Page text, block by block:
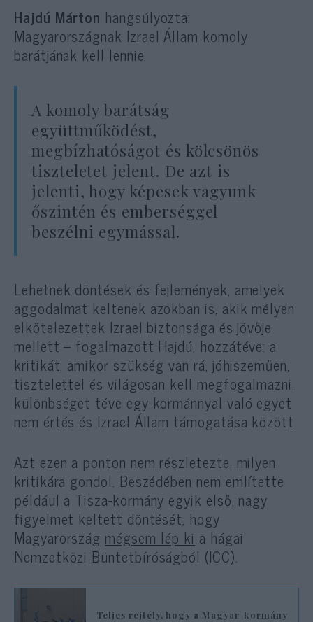
Hajdú Márton hangsúlyozta:
Magyarországnak Izrael Állam komoly
barátjának kell lennie.
A komoly barátság
együttműködést,
megbízhatóságot és kölcsönös
tiszteletet jelent. De azt is
jelenti, hogy képesek vagyunk
őszintén és emberséggel
beszélni egymással.
Lehetnek döntések és fejlemények, amelyek
aggodalmat keltenek azokban is, akik mélyen
elkötelezettek Izrael biztonsága és jövője
mellett – fogalmazott Hajdú, hozzátéve: a
kritikát, amikor szükség van rá, jóhiszeműen,
tisztelettel és világosan kell megfogalmazni,
különbséget téve egy kormánnyal való egyet
nem értés és Izrael Állam támogatása között.
Azt ezen a ponton nem részletezte, milyen
kritikára gondol. Beszédében nem említette
például a Tisza-kormány egyik első, nagy
figyelmet keltett döntését, hogy
Magyarország mégsem lép ki a hágai
Nemzetközi Büntetbíróságból (ICC).
Teljes rejtély, hogy a Magyar-kormány